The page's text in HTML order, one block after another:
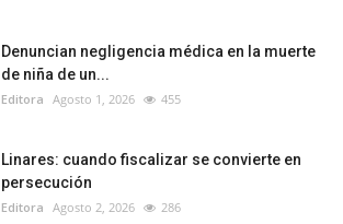
Denuncian negligencia médica en la muerte
de niña de un...
Editora Agosto 1, 2026 455
Linares: cuando fiscalizar se convierte en
persecución
Editora Agosto 2, 2026 286